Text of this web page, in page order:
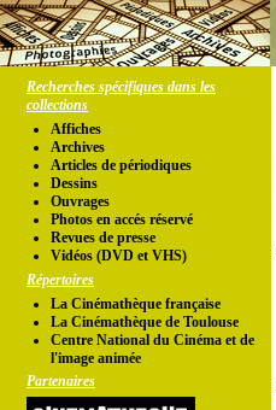
Recherches spécifiques dans les
collections
Affiches
Archives
Articles de périodiques
Dessins
Ouvrages
Photos en accés réservé
Revues de presse
Vidéos (DVD et VHS)
Répertoires
La Cinémathèque française
La Cinémathèque de Toulouse
Centre National du Cinéma et de
l'image animée
Partenaires